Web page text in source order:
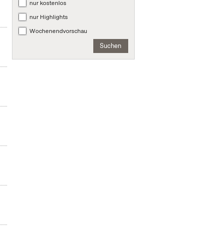
nur kostenlos
nur Highlights
Wochenendvorschau
Suchen